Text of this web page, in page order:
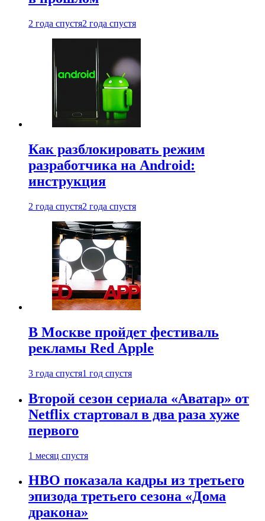
2 года спустя2 года спустя
Как разблокировать режим
разработчика на Android:
инструкция
2 года спустя2 года спустя
В Москве пройдет фестиваль
рекламы Red Apple
3 года спустя1 год спустя
Второй сезон сериала «Аватар» от
Netflix стартовал в два раза хуже
первого
1 месяц спустя
HBO показала кадры из третьего
эпизода третьего сезона «Дома
дракона»